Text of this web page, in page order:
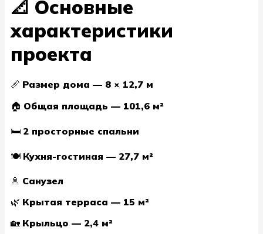
📐 Основные
характеристики
проекта
📏 Размер дома — 8 × 12,7 м
🏠 Общая площадь — 101,6 м²
🛏️ 2 просторные спальни
🍽️ Кухня-гостиная — 27,7 м²
🚿 Санузел
🌿 Крытая терраса — 15 м²
🏡 Крыльцо — 2,4 м²